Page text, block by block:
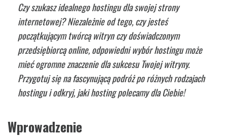
Czy szukasz idealnego hostingu dla swojej strony
internetowej? Niezależnie od tego, czy jesteś
początkującym twórcą witryn czy doświadczonym
przedsiębiorcą online, odpowiedni wybór hostingu może
mieć ogromne znaczenie dla sukcesu Twojej witryny.
Przygotuj się na fascynującą podróż po różnych rodzajach
hostingu i odkryj, jaki hosting polecamy dla Ciebie!
Wprowadzenie